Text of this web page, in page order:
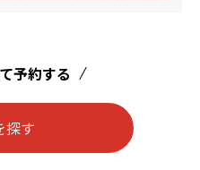
予約する
探す